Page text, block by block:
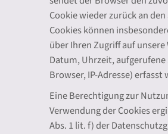
Cookie wieder zurück an
Cookies können
über Ihren Zugriff auf unsere
Datum, Uhrzeit,
Browser, IP-Adresse) erfasst
Eine Berechtigung zur
Verwendung der Cookies
Abs. 1 lit. f) der